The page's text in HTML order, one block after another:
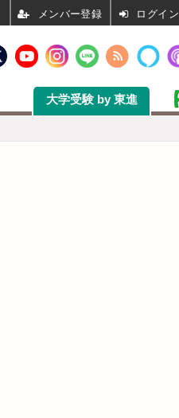
大学受験 by 東進
ログイン